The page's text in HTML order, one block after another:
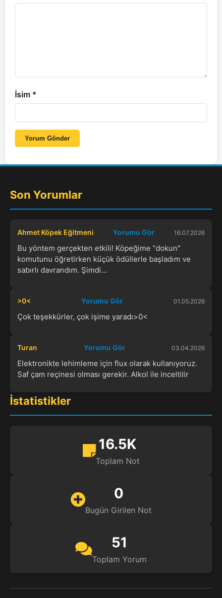
İsim *
Yorum Gönder
Son Yorumlar
Ahmet Köpek Eğitmeni Yorumu Gör 16.07.2026
Bu yöntem gerçekten etkili! Köpeğime "dokun"
komutunu öğretirken küçük ödüllerle başladım ve
sabırlı davrandım. Şimdi...
>0< Yorumu Gör 01.05.2026
Çok teşekkürler, çok işime yaradı>0<
Turan Yorumu Gör 03.04.2026
Elektronikte lehimleme için flux olarak kullanıyoruz.
Saf çam reçinesi olması gerekir. Alkol ile inceltilir
İstatistikler
16.5K
Toplam Not
0
Bugün Girilen Not
51
Toplam Yorum